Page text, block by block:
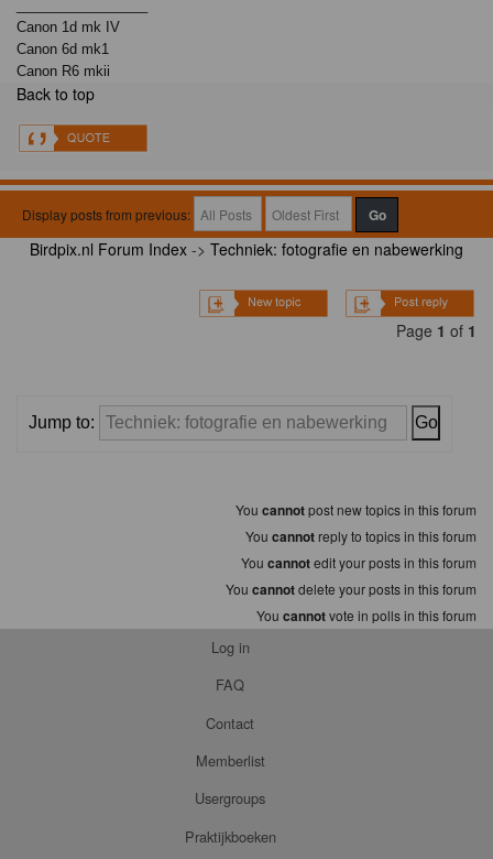
Canon 1d mk IV
Canon 6d mk1
Canon R6 mkii
Back to top
Display posts from previous:
Birdpix.nl Forum Index -> Techniek: fotografie en nabewerking
Page 1 of 1
Jump to:
You cannotpost new topics in this forum
You cannot reply to topics in this forum
You cannotedit your posts in this forum
You cannotdelete your posts in this forum
You cannotvote in polls in this forum
Log in
FAQ
Contact
Memberlist
Usergroups
Praktijkboeken